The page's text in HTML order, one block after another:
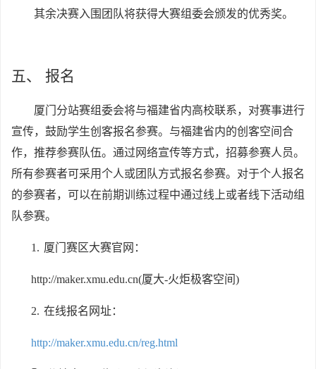
其余决赛入围团队将获得大赛组委会颁发的优秀奖。
五、 报名
厦门分站赛组委会将与福建省内高校联系，对赛事进行
宣传，鼓励学生创客报名参赛。与福建省内的创客空间合
作，推荐参赛队伍。通过网络宣传等方式，招募参赛人员。
所有参赛者可采用个人或团队方式报名参赛。对于个人报名
的参赛者，可以在前期训练过程中通过线上或者线下活动组
队参赛。
1. 厦门赛区大赛官网：
http://maker.xmu.edu.cn(厦大-火炬极客空间)
2. 在线报名网址：
http://maker.xmu.edu.cn/reg.html